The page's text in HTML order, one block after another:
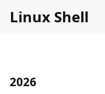
Linux Shell
2026